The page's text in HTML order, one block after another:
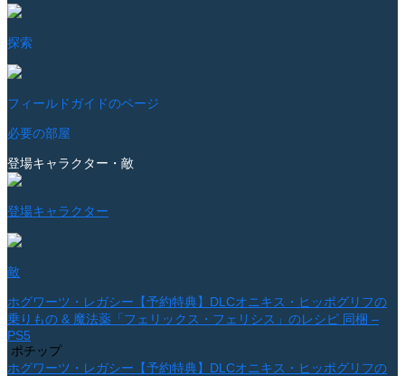
探索
フィールドガイドのページ
必要の部屋
登場キャラクター・敵
登場キャラクター
敵
ホグワーツ・レガシー【予約特典】DLCオニキス・ヒッポグリフの
乗りもの & 魔法薬「フェリックス・フェリシス」のレシピ 同梱 –
PS5
ポチップ
ホグワーツ・レガシー【予約特典】DLCオニキス・ヒッポグリフの